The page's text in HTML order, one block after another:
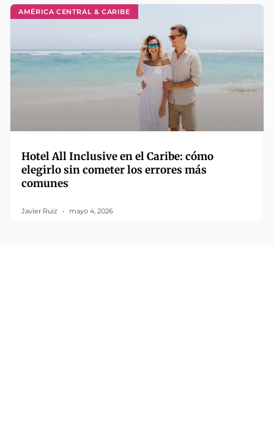
AMÉRICA CENTRAL & CARIBE
Hotel All Inclusive en el Caribe: cómo
elegirlo sin cometer los errores más
comunes
Javier Ruiz mayo 4, 2026